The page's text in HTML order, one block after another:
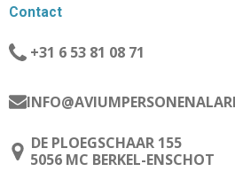
Contact
+31 6 53 81 08 71
DE PLOEGSCHAAR 155
5056 MC BERKEL-ENSCHOT